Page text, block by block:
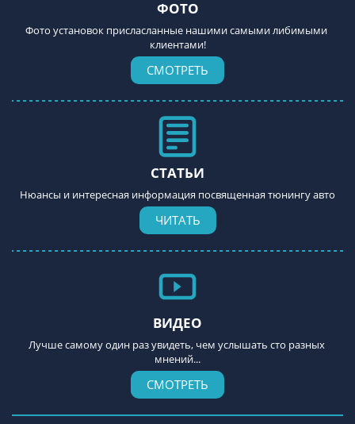
ФОТО
Фото установок присласланные нашими самыми либимыми
клиентами!
СМОТРЕТЬ
СТАТЬИ
Нюансы и интересная информация посвященная тюнингу авто
ЧИТАТЬ
ВИДЕО
Лучше самому один раз увидеть, чем услышать сто разных
мнений...
СМОТРЕТЬ